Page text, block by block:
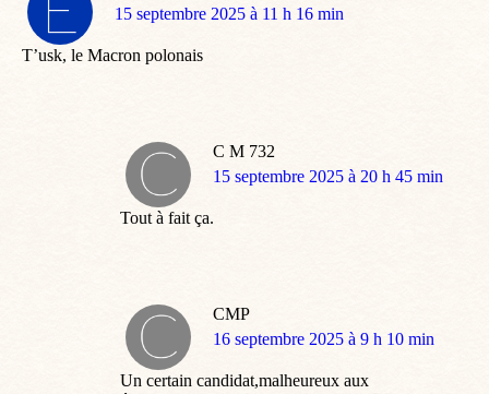
dit
15 septembre 2025 à 11 h 16 min
T’usk, le Macron polonais
C M 732
dit
15 septembre 2025 à 20 h 45 min
Tout à fait ça.
CMP
dit
16 septembre 2025 à 9 h 10 min
Un certain candidat,malheureux aux